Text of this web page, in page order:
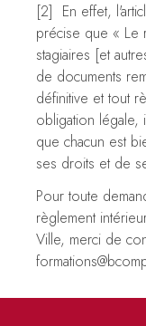
[2] En effet,
précise que « Le
stagiaires [et
de documents
définitive et tout
obligation légale,
que chacun est
ses droits et de
Pour toute
règlement
Ville, merci de